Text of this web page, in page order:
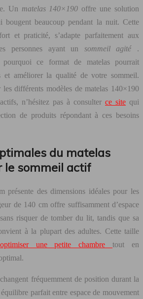
Un matelas 140×190 offre une solution
bougent beaucoup pendant la nuit. Cette
et praticité, s’adapte parfaitement aux
personnes ayant un sommeil agité .
pourquoi ce format de matelas pourrait
et améliorer la qualité de votre sommeil.
différents modèles de matelas 140×190
n’hésitez pas à consulter ce site qui
de produits répondant à ces besoins
du matelas
le sommeil actif
présente des dimensions idéales pour les
de 140 cm offre suffisamment d’espace
risquer de tomber du lit, tandis que sa
à la plupart des adultes. Cette taille
optimiser une petite chambretout en
fréquemment de position durant la
parfait entre espace de mouvement